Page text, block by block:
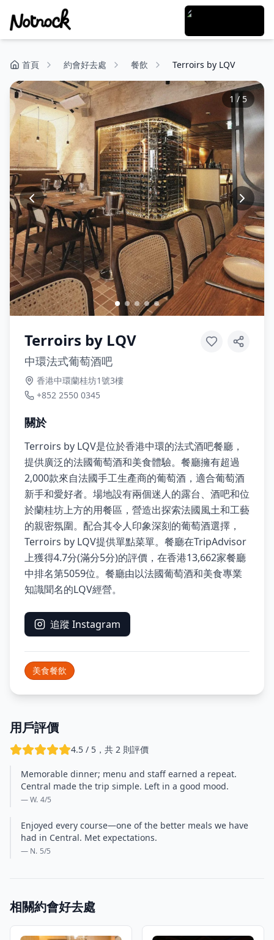
首頁 約會好去處 餐飲 Terroirs by LQV
1 / 5
Terroirs by LQV
中環法式葡萄酒吧
香港中環蘭桂坊1號3樓
+852 2550 0345
關於
Terroirs by LQV是位於香港中環的法式酒吧餐廳，
提供廣泛的法國葡萄酒和美食體驗。餐廳擁有超過
2,000款來自法國手工生產商的葡萄酒，適合葡萄酒
新手和愛好者。場地設有兩個迷人的露台、酒吧和位
於蘭桂坊上方的用餐區，營造出探索法國風土和工藝
的親密氛圍。配合其令人印象深刻的葡萄酒選擇，
Terroirs by LQV提供單點菜單。餐廳在TripAdvisor
上獲得4.7分(滿分5分)的評價，在香港13,662家餐廳
中排名第5059位。餐廳由以法國葡萄酒和美食專業
知識聞名的LQV經營。
追蹤 Instagram
美食餐飲
用戶評價
4.5 / 5，共 2 則評價
Memorable dinner; menu and staff earned a repeat.
Central made the trip simple. Left in a good mood.
— W. 4/5
Enjoyed every course—one of the better meals we have
had in Central. Met expectations.
— N. 5/5
相關約會好去處